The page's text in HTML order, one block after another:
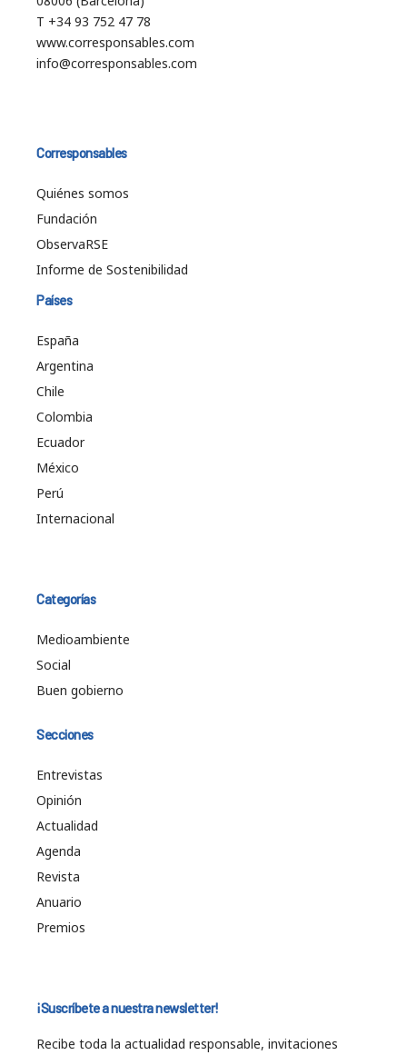
T +34 93 752 47 78
www.corresponsables.com
info@corresponsables.com
Corresponsables
Quiénes somos
Fundación
ObservaRSE
Informe de Sostenibilidad
Países
España
Argentina
Chile
Colombia
Ecuador
México
Perú
Internacional
Categorías
Medioambiente
Social
Buen gobierno
Secciones
Entrevistas
Opinión
Actualidad
Agenda
Revista
Anuario
Premios
¡Suscríbete a nuestra newsletter!
Recibe toda la actualidad responsable, invitaciones